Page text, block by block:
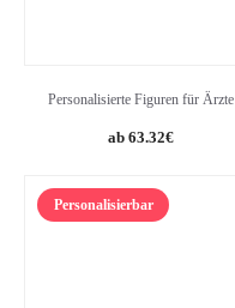
Personalisierte Figuren für Ärzte
63.32€
Personalisierbar